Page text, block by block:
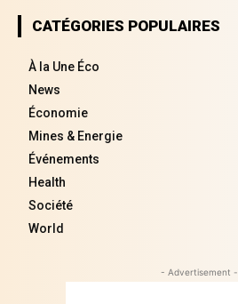
CATÉGORIES POPULAIRES
À la Une Éco
News
Économie
Mines & Energie
Événements
Health
Société
World
- Advertisement -